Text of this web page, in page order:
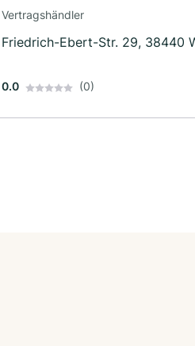
Vertragshändler
Friedrich-Ebert-Str. 29, 38440
0.0 (0)